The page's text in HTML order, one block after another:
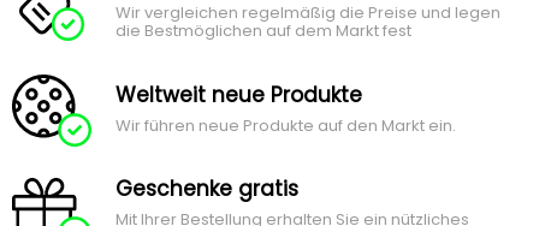
Wir vergleichen regelmäßig die Preise und legen
die Bestmöglichen auf dem Markt fest
Weltweit neue Produkte
Wir führen neue Produkte auf den Markt ein.
Geschenke gratis
Mit Ihrer Bestellung erhalten Sie ein nützliches